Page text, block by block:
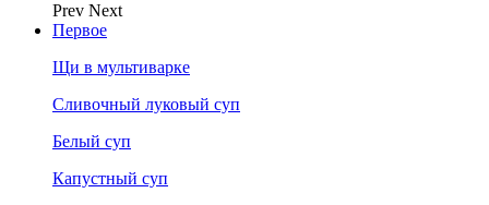
Prev Next
Первое
Щи в мультиварке
Сливочный луковый суп
Белый суп
Капустный суп